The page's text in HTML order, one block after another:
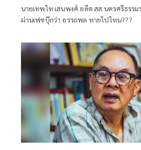
นายเทพไท เสนพงศ์ อดีต สส.นครศรีธรร
ผ่านเฟซบุ๊กว่า อรรถพล หายไปไหน???